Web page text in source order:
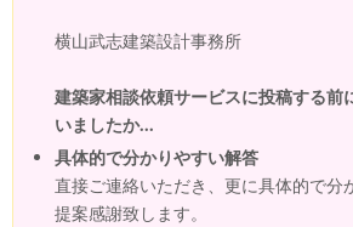
横山武志建築設計事務所
建築家相談依頼サービスに投稿する前
いましたか...
具体的で分かりやすい解答
直接ご連絡いただき、更に具体的で分
提案感謝致します。